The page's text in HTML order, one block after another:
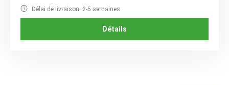
Délai de livraison: 2-5 semaines
Détails